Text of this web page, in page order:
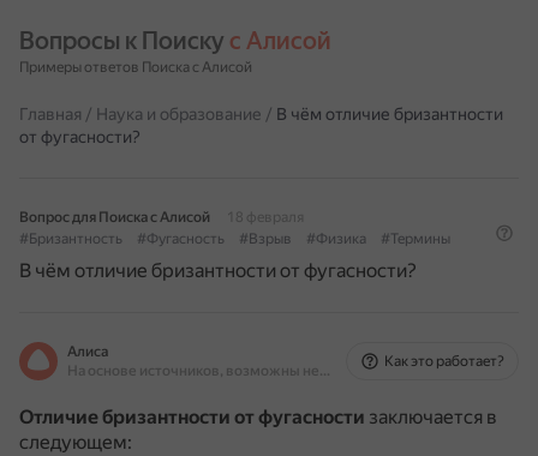
Вопросы к Поиску с Алисой
Примеры ответов Поиска с Алисой
Главная / Наука и образование / В чём отличие бризантности
от фугасности?
Вопрос для Поиска с Алисой
18 февраля
#Бризантность
#Фугасность #Взрыв #Физика #Термины
В чём отличие бризантности от фугасности?
Алиса
На основе источников, возможны неточности
Как это работает?
Отличие бризантности от фугасности заключается в
следующем: